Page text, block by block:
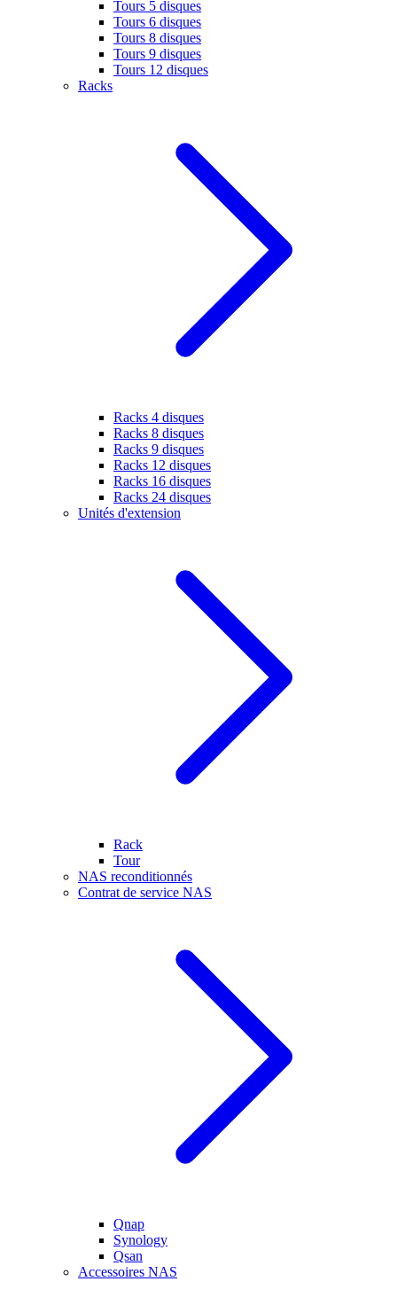
Tours 5 disques
Tours 6 disques
Tours 8 disques
Tours 9 disques
Tours 12 disques
Racks
Racks 4 disques
Racks 8 disques
Racks 9 disques
Racks 12 disques
Racks 16 disques
Racks 24 disques
Unités d'extension
Rack
Tour
NAS reconditionnés
Contrat de service NAS
Qnap
Synology
Qsan
Accessoires NAS